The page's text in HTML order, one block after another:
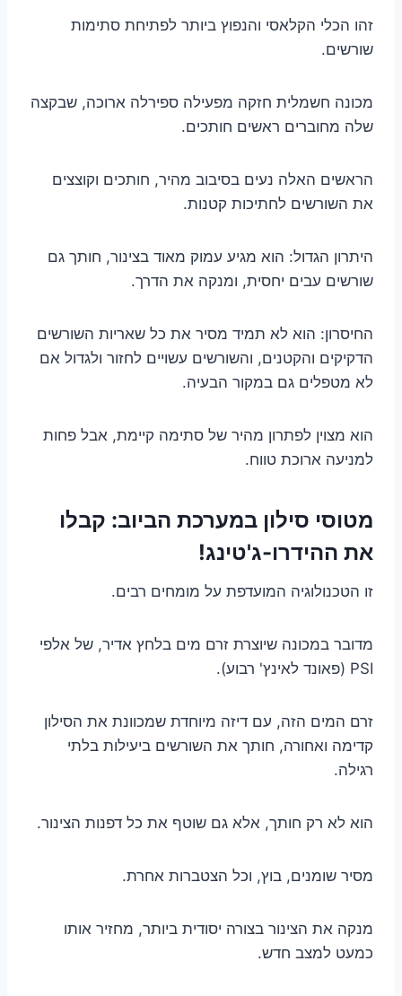
זהו הכלי הקלאסי והנפוץ ביותר לפתיחת סתימות
שורשים.
מכונה חשמלית חזקה מפעילה ספירלה ארוכה, שבקצה
שלה מחוברים ראשים חותכים.
הראשים האלה נעים בסיבוב מהיר, חותכים וקוצצים
את השורשים לחתיכות קטנות.
היתרון הגדול: הוא מגיע עמוק מאוד בצינור, חותך גם
שורשים עבים יחסית, ומנקה את הדרך.
החיסרון: הוא לא תמיד מסיר את כל שאריות השורשים
הדקיקים והקטנים, והשורשים עשויים לחזור ולגדול אם
לא מטפלים גם במקור הבעיה.
הוא מצוין לפתרון מהיר של סתימה קיימת, אבל פחות
למניעה ארוכת טווח.
מטוסי סילון במערכת הביוב: קבלו
את ההידרו-ג'טינג!
זו הטכנולוגיה המועדפת על מומחים רבים.
מדובר במכונה שיוצרת זרם מים בלחץ אדיר, של אלפי
PSI (פאונד לאינץ' רבוע).
זרם המים הזה, עם דיזה מיוחדת שמכוונת את הסילון
קדימה ואחורה, חותך את השורשים ביעילות בלתי
רגילה.
הוא לא רק חותך, אלא גם שוטף את כל דפנות הצינור.
מסיר שומנים, בוץ, וכל הצטברות אחרת.
מנקה את הצינור בצורה יסודית ביותר, מחזיר אותו
כמעט למצב חדש.